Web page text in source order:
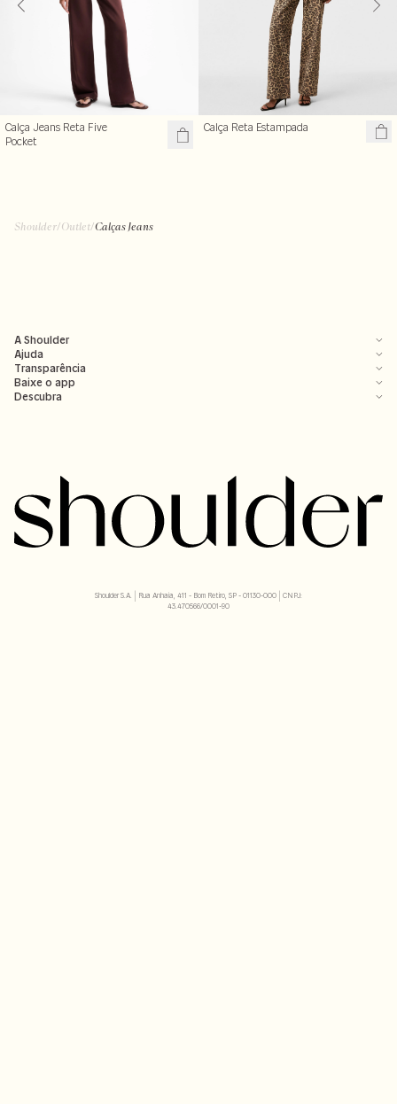
Calça Jeans Reta Five
Pocket
Calça Reta Estampada
Shoulder/Outlet/Calças Jeans
A Shoulder
Ajuda
Transparência
Baixe o app
Descubra
Shoulder S.A. | Rua Anhaia, 411 - Bom Retiro, SP - 01130-000 | CNPJ:
43.470566/0001-90